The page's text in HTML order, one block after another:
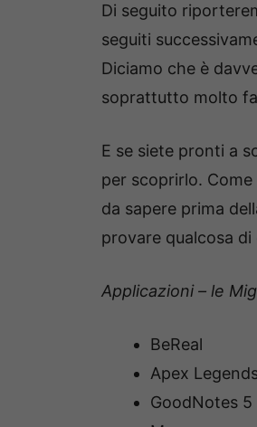
Di seguito
seguiti
Diciamo che è
soprattutto molto
E se siete pronti a
per scoprirlo.
da sapere prima
provare qualcosa di
Applicazioni – le
BeReal
Apex
GoodNotes 5